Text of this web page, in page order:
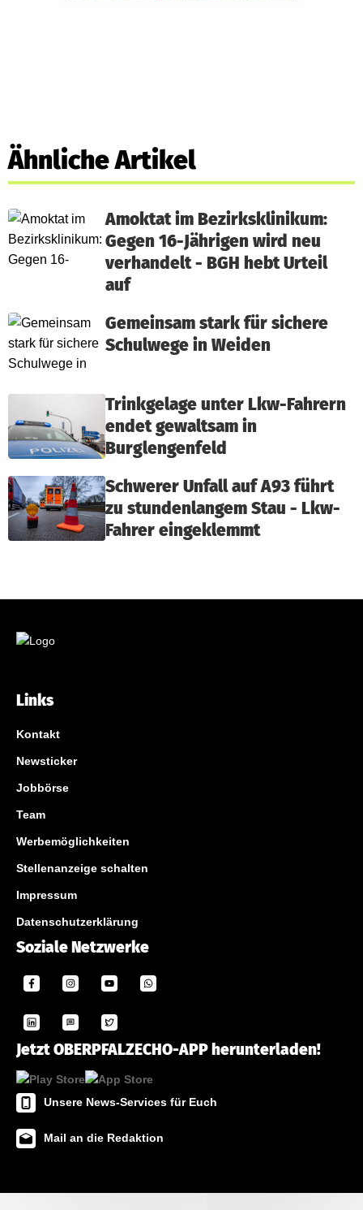
Ähnliche Artikel
Amoktat im Bezirksklinikum:
Gegen 16-Jährigen wird neu
verhandelt - BGH hebt Urteil
auf
Gemeinsam stark für sichere
Schulwege in Weiden
Trinkgelage unter Lkw-Fahrern
endet gewaltsam in
Burglengenfeld
Schwerer Unfall auf A93 führt
zu stundenlangem Stau - Lkw-
Fahrer eingeklemmt
Links
Kontakt
Newsticker
Jobbörse
Team
Werbemöglichkeiten
Stellenanzeige schalten
Impressum
Datenschutzerklärung
Soziale Netzwerke
Jetzt OBERPFALZECHO-APP herunterladen!
Unsere News-Services für Euch
Mail an die Redaktion